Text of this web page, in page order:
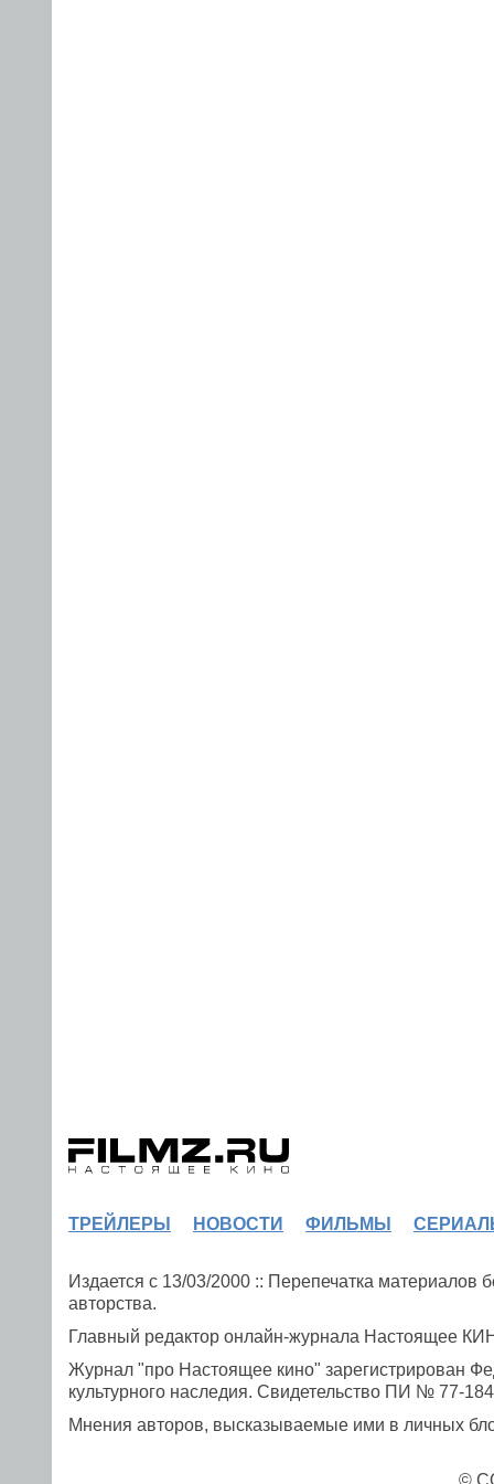
ТРЕЙЛЕРЫ НОВОСТИ ФИЛЬМЫ
Издается с 13/03/2000 :: Перепечатка
авторства.
Главный редактор онлайн-журнала Настоящее
Журнал "про Настоящее кино" зарегистрирован
культурного наследия. Свидетельство ПИ № 77-
Мнения авторов, высказываемые ими в личных
©